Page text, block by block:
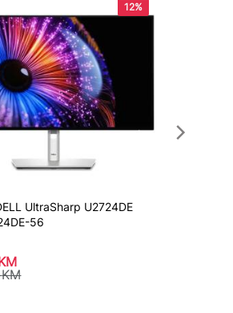
12%
UltraSharp U2724DE
56
KM